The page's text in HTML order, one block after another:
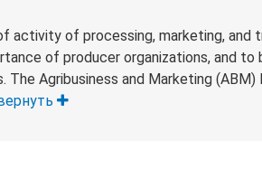
of processing, marketing, and
of producer organizations, and to
The Agribusiness and Marketing